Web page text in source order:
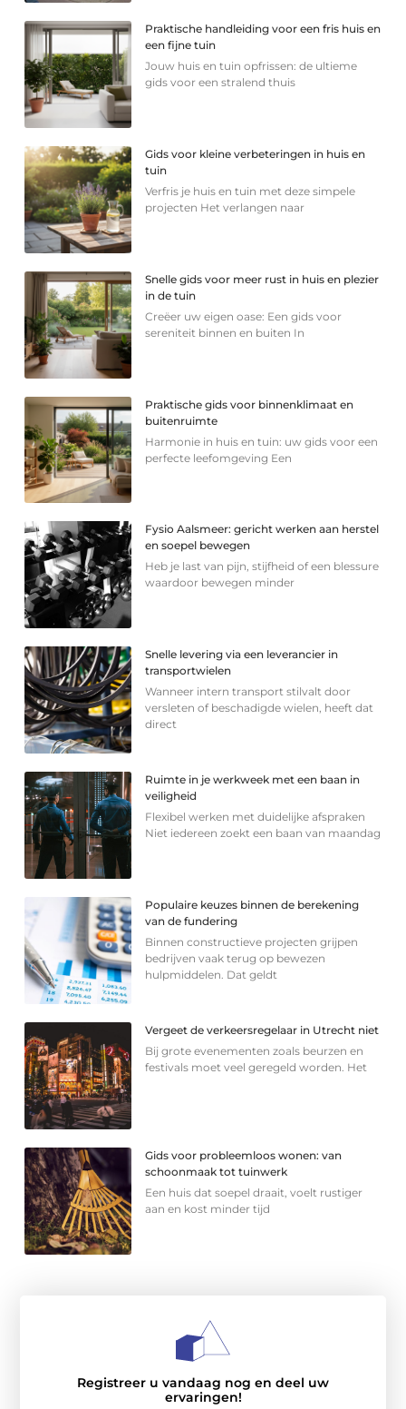
Praktische handleiding voor een fris huis en
een fijne tuin
Jouw huis en tuin opfrissen: de ultieme
gids voor een stralend thuis
Gids voor kleine verbeteringen in huis en
tuin
Verfris je huis en tuin met deze simpele
projecten Het verlangen naar
Snelle gids voor meer rust in huis en plezier
in de tuin
Creëer uw eigen oase: Een gids voor
sereniteit binnen en buiten In
Praktische gids voor binnenklimaat en
buitenruimte
Harmonie in huis en tuin: uw gids voor een
perfecte leefomgeving Een
Fysio Aalsmeer: gericht werken aan herstel
en soepel bewegen
Heb je last van pijn, stijfheid of een blessure
waardoor bewegen minder
Snelle levering via een leverancier in
transportwielen
Wanneer intern transport stilvalt door
versleten of beschadigde wielen, heeft dat
direct
Ruimte in je werkweek met een baan in
veiligheid
Flexibel werken met duidelijke afspraken
Niet iedereen zoekt een baan van maandag
Populaire keuzes binnen de berekening
van de fundering
Binnen constructieve projecten grijpen
bedrijven vaak terug op bewezen
hulpmiddelen. Dat geldt
Vergeet de verkeersregelaar in Utrecht niet
Bij grote evenementen zoals beurzen en
festivals moet veel geregeld worden. Het
Gids voor probleemloos wonen: van
schoonmaak tot tuinwerk
Een huis dat soepel draait, voelt rustiger
aan en kost minder tijd
Registreer u vandaag nog en deel uw
ervaringen!